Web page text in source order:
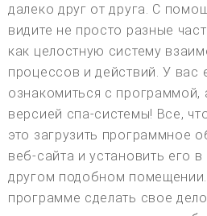
далеко друг от друга. С
видите не просто разные
как целостную систему
процессов и действий. У вас
ознакомиться с
версией спа-системы! Все,
это загрузить программное
веб-сайта и установить его
другом подобном помещении.
программе сделать свое